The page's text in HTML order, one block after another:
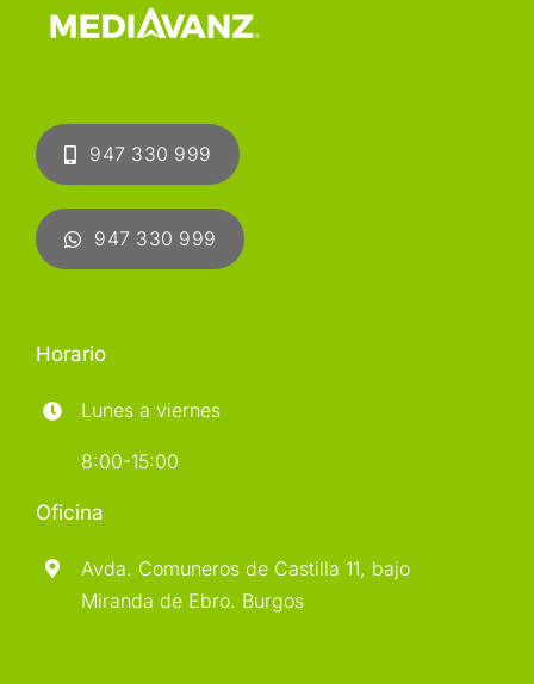
947 330 999
947 330 999
Horario
Lunes a viernes
8:00-15:00
Oficina
Avda. Comuneros de Castilla 11, bajo
Miranda de Ebro. Burgos